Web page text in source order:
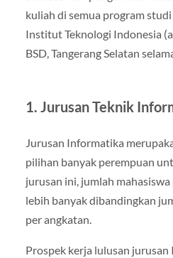
kuliah di semua program
Institut Teknologi Indonesia
BSD, Tangerang Selatan
1. Jurusan Teknik
Jurusan Informatika
pilihan banyak perempuan
jurusan ini, jumlah
lebih banyak dibandingkan
per angkatan.
Prospek kerja lulusan